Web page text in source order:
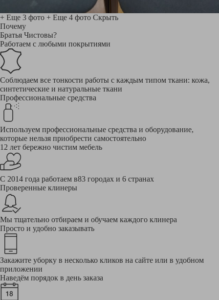
+ Еще 3 фото + Еще 4 фото Скрыть
Почему
Братья Чистовы?
Работаем с любыми покрытиями
Соблюдаем все тонкости работы с каждым типом ткани: кожа,
синтетические и натуральные ткани
Профессиональные средства
Используем профессиональные средства и оборудование,
которые нельзя приобрести самостоятельно
12 лет бережно чистим мебель
С 2014 года работаем в83 городах и 6 странах
Проверенные клинеры
Мы тщательно отбираем и обучаем каждого клинера
Просто и удобно заказывать
Закажите уборку в несколько кликов на сайте или в удобном
приложении
Наведём порядок в день заказа